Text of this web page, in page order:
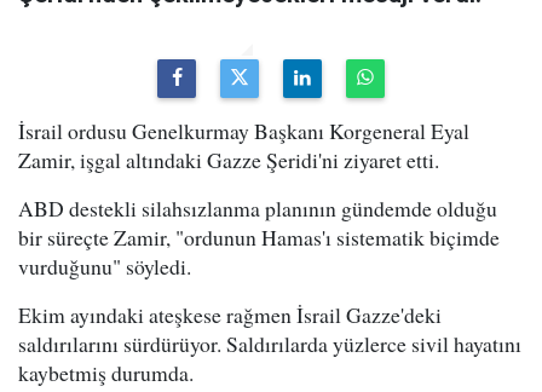
İsrail ordusu Genelkurmay Başkanı Korgeneral Eyal
Zamir, işgal altındaki Gazze Şeridi'ni ziyaret etti.
ABD destekli silahsızlanma planının gündemde olduğu
bir süreçte Zamir, "ordunun Hamas'ı sistematik biçimde
vurduğunu" söyledi.
Ekim ayındaki ateşkese rağmen İsrail Gazze'deki
saldırılarını sürdürüyor. Saldırılarda yüzlerce sivil hayatını
kaybetmiş durumda.